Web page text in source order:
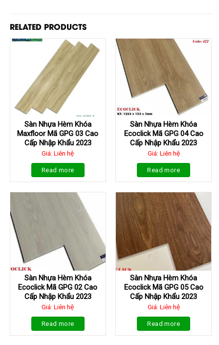
RELATED PRODUCTS
Sàn Nhựa Hèm Khóa
Maxfloor Mã GPG 03 Cao
Cấp Nhập Khẩu 2023
Giá: Liên hệ
Read more
Sàn Nhựa Hèm Khóa
Ecoclick Mã GPG 04 Cao
Cấp Nhập Khẩu 2023
Giá: Liên hệ
Read more
Sàn Nhựa Hèm Khóa
Ecoclick Mã GPG 02 Cao
Cấp Nhập Khẩu 2023
Giá: Liên hệ
Read more
Sàn Nhựa Hèm Khóa
Ecoclick Mã GPG 05 Cao
Cấp Nhập Khẩu 2023
Giá: Liên hệ
Read more